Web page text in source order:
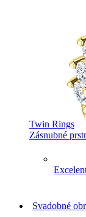
Twin Rings
Zásnubné
Svadobné